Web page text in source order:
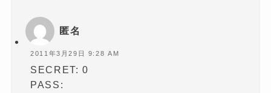
匿名
2011年3月29日 9:28 AM
SECRET: 0
PASS: